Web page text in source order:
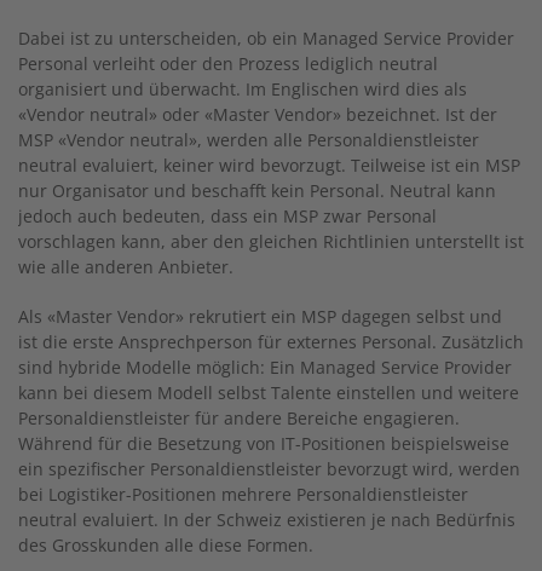
Dabei ist zu unterscheiden, ob ein Managed Service Provider
Personal verleiht oder den Prozess lediglich neutral
organisiert und überwacht. Im Englischen wird dies als
«Vendor neutral» oder «Master Vendor» bezeichnet. Ist der
MSP «Vendor neutral», werden alle Personaldienstleis­ter
neutral evaluiert, keiner wird bevorzugt. Teilweise ist ein MSP
nur Organisator und beschafft kein Personal. Neutral kann
jedoch auch bedeuten, dass ein MSP zwar Personal
vorschlagen kann, aber den gleichen Richtlinien unterstellt ist
wie alle anderen Anbieter.
Als «Master Vendor» rekrutiert ein MSP dagegen selbst und
ist die erste Ansprechperson für externes Personal. Zusätzlich
sind hybride Modelle möglich: Ein Managed Service Provider
kann bei diesem Modell selbst Talente einstellen und weitere
Personaldienstleister für andere Bereiche engagieren.
Während für die Besetzung von IT-Positionen beispielsweise
ein spezifischer Personaldienstleis­ter bevorzugt wird, werden
bei Logistiker-Positionen mehrere Personaldienstleister
neutral evaluiert. In der Schweiz existieren je nach Bedürfnis
des Grosskunden alle diese Formen.